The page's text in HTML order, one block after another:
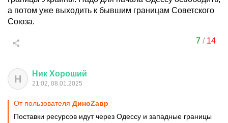
а потом уже выходить к бывшим границам Советского
Союза.
7 / 14
Н Ник Хороший
21:02, 08.01.2025
От пользователя ДиноZавp
Поставки ресурсов идут через Одессу и западные границы